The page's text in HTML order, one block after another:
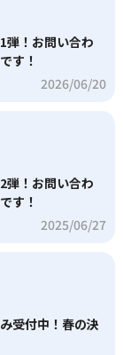
弾！お問い合わ
す！
2026/06/20
弾！お問い合わ
す！
2025/06/27
受付中！春の決